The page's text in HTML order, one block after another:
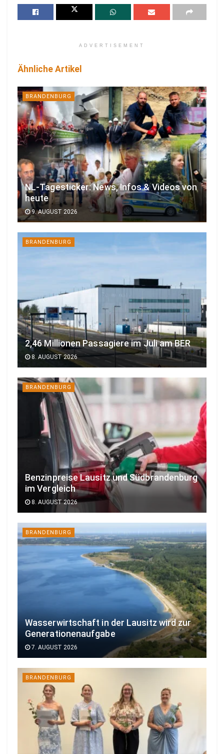
ADVERTISEMENT
Ähnliche Artikel
BRANDENBURG
NL-Tagesticker: News, Infos & Videos von
heute
9. AUGUST 2026
BRANDENBURG
2,46 Millionen Passagiere im Juli am BER
8. AUGUST 2026
BRANDENBURG
Benzinpreise Lausitz und Südbrandenburg
im Vergleich
8. AUGUST 2026
BRANDENBURG
Wasserwirtschaft in der Lausitz wird zur
Generationenaufgabe
7. AUGUST 2026
BRANDENBURG